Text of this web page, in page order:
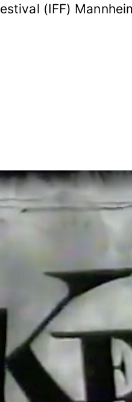
(IFF)